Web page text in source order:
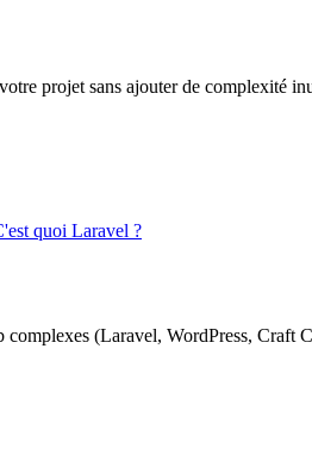
projet sans ajouter de complexité
quoi Laravel ?
complexes (Laravel, WordPress, Craft